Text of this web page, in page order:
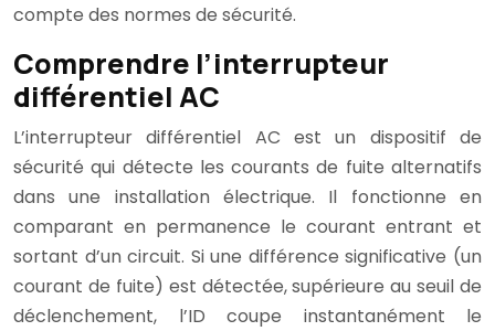
compte des normes de sécurité.
Comprendre l’interrupteur
différentiel AC
L’interrupteur différentiel AC est un dispositif de
sécurité qui détecte les courants de fuite alternatifs
dans une installation électrique. Il fonctionne en
comparant en permanence le courant entrant et
sortant d’un circuit. Si une différence significative (un
courant de fuite) est détectée, supérieure au seuil de
déclenchement, l’ID coupe instantanément le